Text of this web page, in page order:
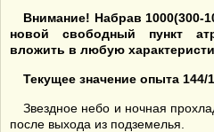
Внимание! Набрав 1000(300-
новой свободный пункт
вложить в любую
Текущее значение опыта 144/
Звездное небо и ночная
после выхода из подземелья.